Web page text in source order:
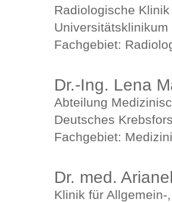
Radiologische
Fachgebiet:
Dr.-Ing. Lena
Abteilung
Deutsches
Fachgebiet:
Dr. med.
Klinik für